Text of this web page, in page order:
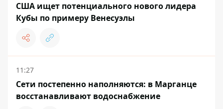
США ищет потенциального нового лидера
Кубы по примеру Венесуэлы
11:27
Сети постепенно наполняются: в Марганце
восстанавливают водоснабжение